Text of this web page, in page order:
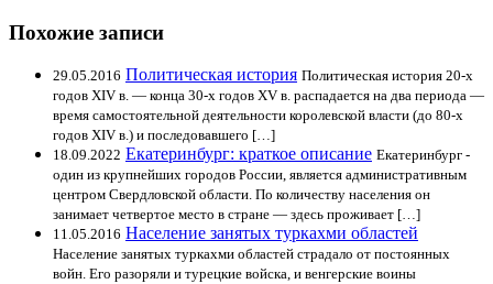
Похожие записи
29.05.2016 Политическая история Политическая история 20-х
годов XIV в. — конца 30-х годов XV в. распадается на два периода —
время самостоятельной деятельности королевской власти (до 80-х
годов XIV в.) и последовавшего […]
18.09.2022 Екатеринбург: краткое описание Екатеринбург -
один из крупнейших городов России, является административным
центром Свердловской области. По количеству населения он
занимает четвертое место в стране — здесь проживает […]
11.05.2016 Население занятых туркахми областей
Население занятых туркахми областей страдало от постоянных
войн. Его разоряли и турецкие войска, и венгерские воины